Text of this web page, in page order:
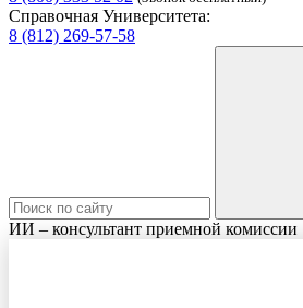
Справочная Университета:
8 (812) 269-57-58
ИИ – консультант приемной комиссии